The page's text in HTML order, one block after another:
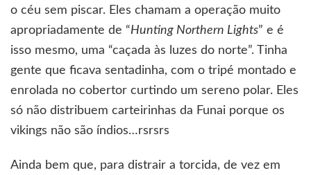
o céu sem piscar. Eles chamam a operação muito
apropriadamente de “Hunting Northern Lights” e é
isso mesmo, uma “caçada às luzes do norte”. Tinha
gente que ficava sentadinha, com o tripé montado e
enrolada no cobertor curtindo um sereno polar. Eles
só não distribuem carteirinhas da Funai porque os
vikings não são índios…rsrsrs
Ainda bem que, para distrair a torcida, de vez em